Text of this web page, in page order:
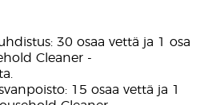
30 osaa vettä ja 1 osa
Cleaner -
15 osaa vettä ja 1